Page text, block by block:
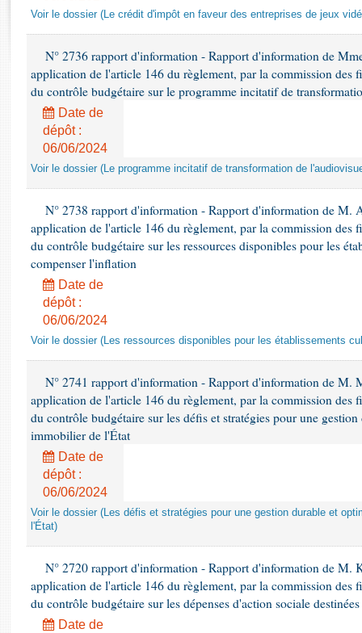
Rapports législatifs
Baromètre de l’application des lois
Dossiers législatifs
Budget et sécurité sociale
Questions écrites et orales
Comptes rendus des débats
Voir le dossier (Le crédit d'impôt en faveur des entreprises de jeux
N° 2736 rapport d'information - Rapport d'information de
application de l'article 146 du règlement, par la commission des
du contrôle budgétaire sur le programme incitatif de
Date de
dépôt :
06/06/2024
Voir le dossier (Le programme incitatif de transformation de
N° 2738 rapport d'information - Rapport d'information de M.
application de l'article 146 du règlement, par la commission des
du contrôle budgétaire sur les ressources disponibles pour les
compenser l'inflation
Date de
dépôt :
06/06/2024
Voir le dossier (Les ressources disponibles pour les établissements
N° 2741 rapport d'information - Rapport d'information de M.
application de l'article 146 du règlement, par la commission des
du contrôle budgétaire sur les défis et stratégies pour une
immobilier de l'État
Date de
dépôt :
06/06/2024
Voir le dossier (Les défis et stratégies pour une gestion durable et
l'État)
N° 2720 rapport d'information - Rapport d'information de M.
application de l'article 146 du règlement, par la commission des
du contrôle budgétaire sur les dépenses d'action sociale
Date de